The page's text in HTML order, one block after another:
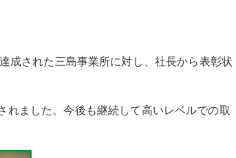
された三島事業所に対し、社長から表彰状
ました。今後も継続して高いレベルでの取